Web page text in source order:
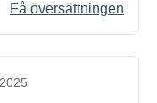
Få översättningen